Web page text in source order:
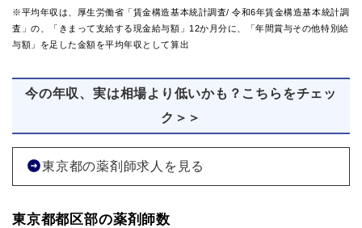
※平均年収は、厚生労働省「賃金構造基本統計調査/ 令和6年賃金構造基本統計調
査」の、「きまって支給する現金給与額」12か月分に、「年間賞与その他特別給
与額」を足した金額を平均年収として算出
今の年収、実は相場より低いかも？こちらをチェッ
ク＞＞
東京都の薬剤師求人を見る
東京都都区部の薬剤師数